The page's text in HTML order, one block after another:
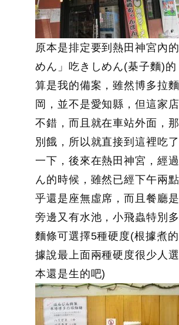
原本是排定要到熱田神宮內
めん」吃きしめん(棊子麵)的
算是我的備案，雖然博多拉
岡，並不是愛知縣，但這家
不錯，而且就在車站外面，
別餓，所以就直接到這裡吃
一下，後來在熱田神宮，經
ん的時候，雖然已經下午兩
乎還是座無虛席，而且餐廳是
旁邊又有水池，小飛蟲特別
麵條可選擇5種硬度(根據煮
據說最上面兩種硬度很少人
本還是生的吧)